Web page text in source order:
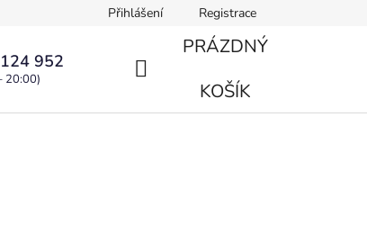
Přihlášení Registrace
952
20:00)
NÁKUPNÍ
PRÁZDNÝ
KOŠÍK